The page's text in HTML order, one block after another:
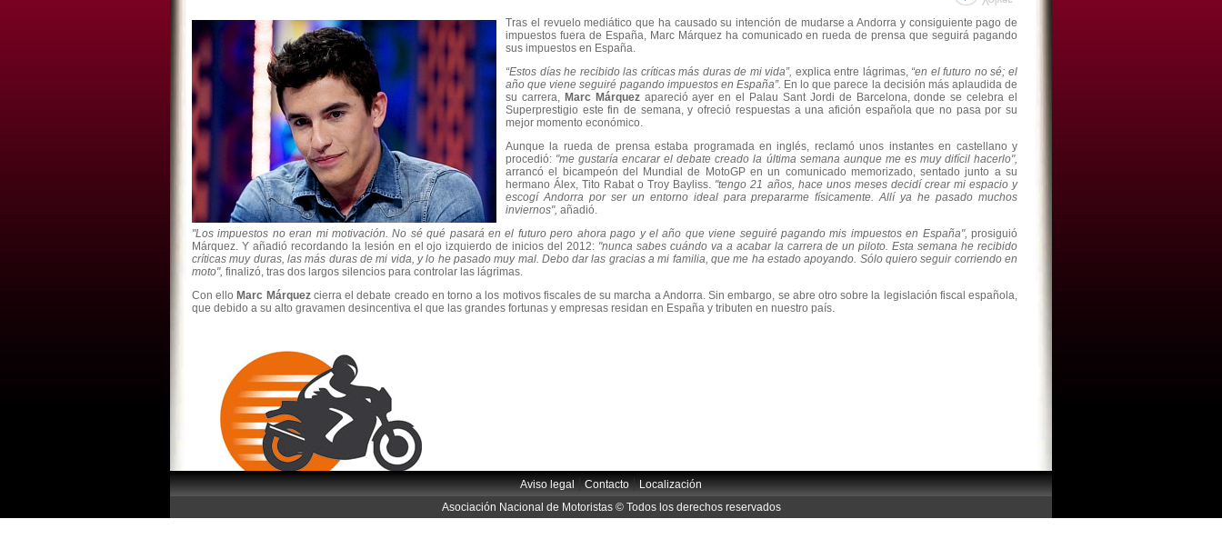
Tras el revuelo mediático que ha causado su intención de mudarse a Andorra y consiguiente pago de
impuestos fuera de España, Marc Márquez ha comunicado en rueda de prensa que seguirá pagando
sus impuestos en España.
“Estos días he recibido las críticas más duras de mi vida”, explica entre lágrimas, “en el futuro no sé; el
año que viene seguiré pagando impuestos en España”. En lo que parece la decisión más aplaudida de
su carrera, Marc Márquez apareció ayer en el Palau Sant Jordi de Barcelona, donde se celebra el
Superprestigio este fin de semana, y ofreció respuestas a una afición española que no pasa por su
mejor momento económico.
Aunque la rueda de prensa estaba programada en inglés, reclamó unos instantes en castellano y
procedió: "me gustaría encarar el debate creado la última semana aunque me es muy difícil hacerlo",
arrancó el bicampeón del Mundial de MotoGP en un comunicado memorizado, sentado junto a su
hermano Álex, Tito Rabat o Troy Bayliss. "tengo 21 años, hace unos meses decidí crear mi espacio y
escogí Andorra por ser un entorno ideal para prepararme físicamente. Allí ya he pasado muchos
inviernos", añadió.
"Los impuestos no eran mi motivación. No sé qué pasará en el futuro pero ahora pago y el año que viene seguiré pagando mis impuestos en España", prosiguió
Márquez. Y añadió recordando la lesión en el ojo izquierdo de inicios del 2012: "nunca sabes cuándo va a acabar la carrera de un piloto. Esta semana he recibido
críticas muy duras, las más duras de mi vida, y lo he pasado muy mal. Debo dar las gracias a mi familia, que me ha estado apoyando. Sólo quiero seguir corriendo en
moto", finalizó, tras dos largos silencios para controlar las lágrimas.
Con ello Marc Márquezcierra el debate creado en torno a los motivos fiscales de su marcha a Andorra. Sin embargo, se abre otro sobre la legislación fiscal española,
que debido a su alto gravamen desincentiva el que las grandes fortunas y empresas residan en España y tributen en nuestro país.
Aviso legal|Contacto|Localización
Asociación Nacional de Motoristas © Todos los derechos reservados